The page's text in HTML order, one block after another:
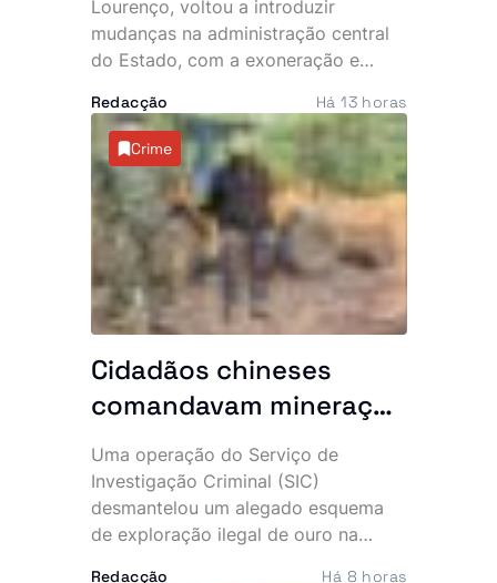
Lourenço, voltou a introduzir
mudanças na administração central
do Estado, com a exoneração e
numa remodelação que abrange o
Ministério das Relações Exteriores, o
Governo Provincial do Cuanza Sul e
o sector do turismo.
Redacção Há 13 horas
Crime
Cidadãos chineses
comandavam mineração
clandestina: 10 detidos
e maquinaria pesada
apreendida no Uíge
Uma operação do Serviço de
Investigação Criminal (SIC)
desmantelou um alegado esquema
de exploração ilegal de ouro na
Redacção Há 8 horas